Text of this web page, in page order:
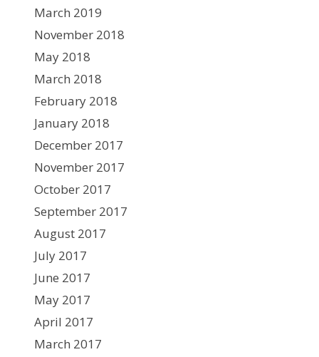
March 2019
November 2018
May 2018
March 2018
February 2018
January 2018
December 2017
November 2017
October 2017
September 2017
August 2017
July 2017
June 2017
May 2017
April 2017
March 2017